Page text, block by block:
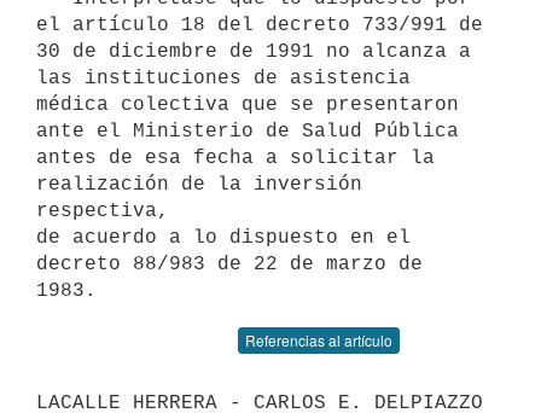
el artículo 18 del decreto 733/991 de
30 de diciembre de 1991 no alcanza a
las instituciones de asistencia
médica colectiva que se presentaron
ante el Ministerio de Salud Pública
antes de esa fecha a solicitar la
realización de la inversión
respectiva,
de acuerdo a lo dispuesto en el
decreto 88/983 de 22 de marzo de
Referencias al artículo
LACALLE HERRERA - CARLOS E. DELPIAZZO